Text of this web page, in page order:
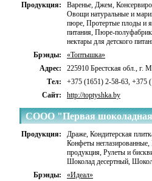
Продукция: Варенье, Джем,
Овощи натуральные и
пюре, Протертые плоды и
питания, Пюре-
нектары для детского
Брэнды:
«Топтышка»
Адрес:
225910 Брестская обл., г.
Тел:
+375 (1651) 2-58-63, +375
Сайт:
http://toptyshka.by
CООО "Первая
Продукция: Драже, Кондитерская
Конфеты неглазированные,
продукция, Рулеты и
Шоколад десертный,
Брэнды:
«Идеал»